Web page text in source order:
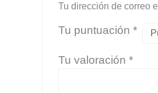
Tu dirección de correo
Tu puntuación *
Tu valoración *